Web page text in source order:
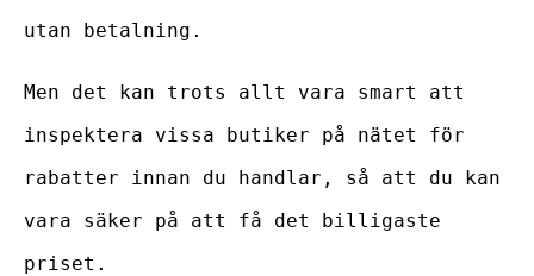
utan betalning.
Men det kan trots allt vara smart att
inspektera vissa butiker på nätet för
rabatter innan du handlar, så att du kan
vara säker på att få det billigaste
priset.